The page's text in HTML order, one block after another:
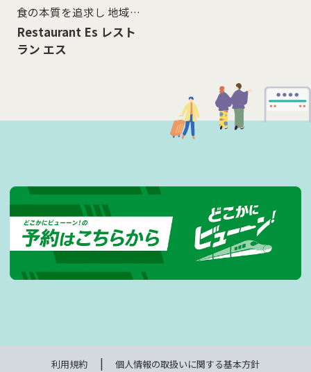
食の本質を追求し 地域活
性化を目指す
Restaurant Es レスト
ラン エス
利用規約 個人情報の取扱いに関する基本方針